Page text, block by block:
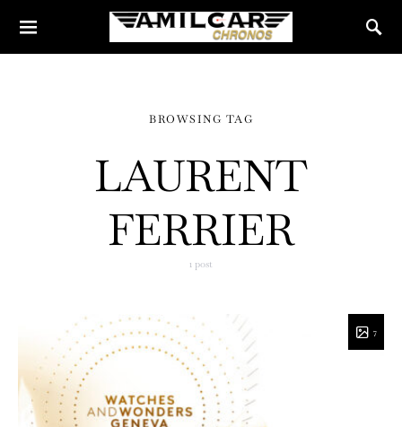
BROWSING TAG
LAURENT
FERRIER
1 post
7